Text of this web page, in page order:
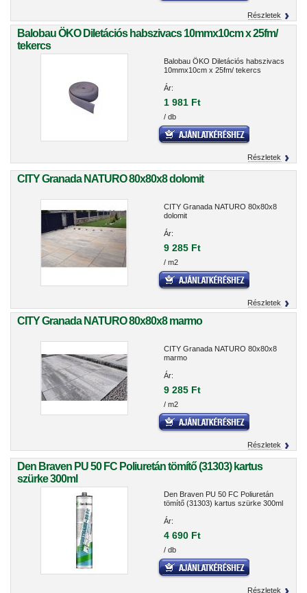
Részletek
Balobau ÖKO Diletációs habszivacs 10mmx10cm x 25fm/
tekercs
Balobau ÖKO Diletációs habszivacs
10mmx10cm x 25fm/ tekercs
Ár:
1 981 Ft
/ db
Részletek
CITY Granada NATURO 80x80x8 dolomit
CITY Granada NATURO 80x80x8
dolomit
Ár:
9 285 Ft
/ m2
Részletek
CITY Granada NATURO 80x80x8 marmo
CITY Granada NATURO 80x80x8
marmo
Ár:
9 285 Ft
/ m2
Részletek
Den Braven PU 50 FC Poliuretán tömítő (31303) kartus
szürke 300ml
Den Braven PU 50 FC Poliuretán
tömítő (31303) kartus szürke 300ml
Ár:
4 690 Ft
/ db
Részletek